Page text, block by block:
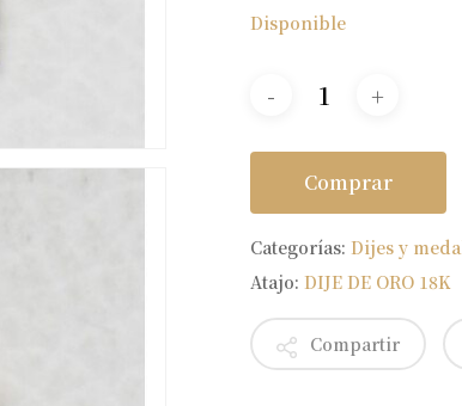
Disponible
Comprar
Categorías:Dijes y
Atajo:DIJE DE ORO 18K
Compartir